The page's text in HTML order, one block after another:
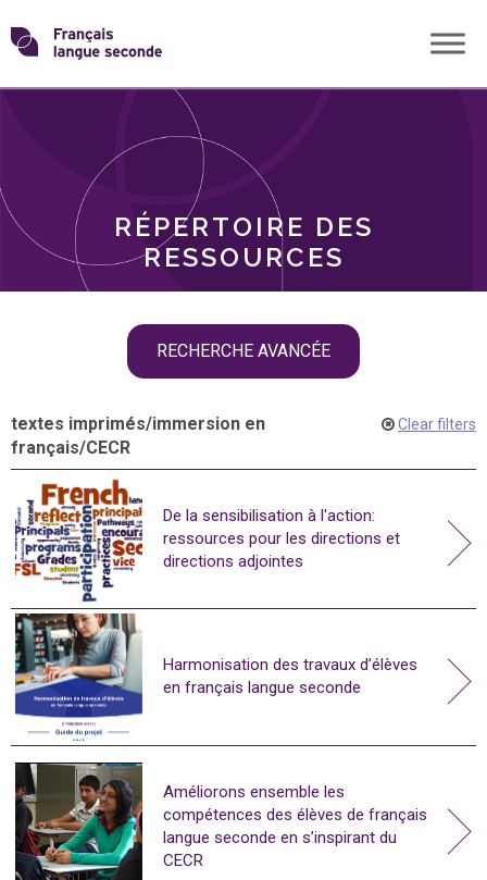
Skip
toTransformons
langue
RÉPERTOIRE DES
RESSOURCES
RECHERCHE AVANCÉE
THÈMES
textes imprimés/immersion en
français/CECR
Clear filters
De la sensibilisation à l'action:
ressources pour les directions et
directions adjointes
Harmonisation des travaux d’élèves
en français langue seconde
Améliorons ensemble les
compétences des élèves de français
langue seconde en s’inspirant du
CECR